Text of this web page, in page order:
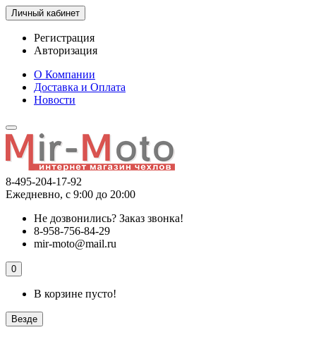
Личный кабинет
Регистрация
Авторизация
О Компании
Доставка и Оплата
Новости
8-495-204-17-92
Ежедневно, с 9:00 до 20:00
Не дозвонились? Заказ звонка!
8-958-756-84-29
mir-moto@mail.ru
0
В корзине пусто!
Везде